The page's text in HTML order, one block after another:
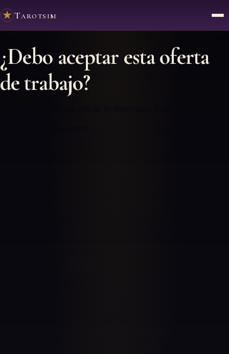
Tarotsim
¿Debo aceptar esta oferta
de trabajo?